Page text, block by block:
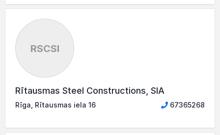
RSCSI
Rītausmas Steel Constructions, SIA
Rīga, Rītausmas iela 16 67365268